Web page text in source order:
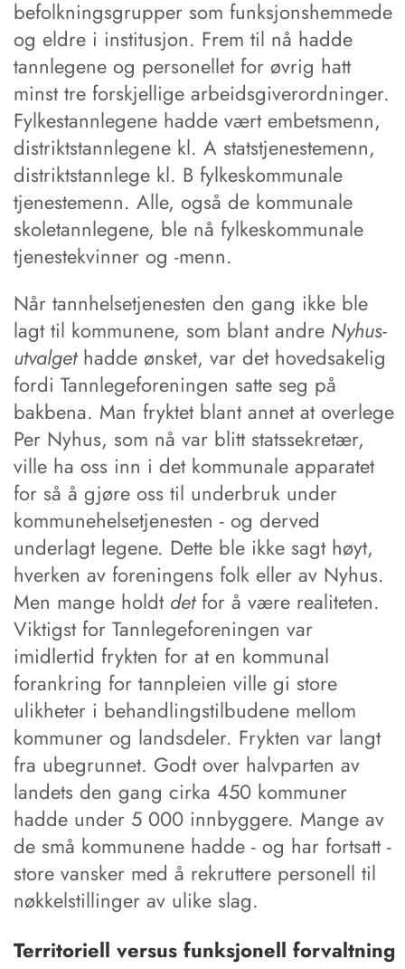
befolkningsgrupper som funksjonshemmede
og eldre i institusjon. Frem til nå hadde
tannlegene og personellet for øvrig hatt
minst tre forskjellige arbeidsgiverordninger.
Fylkestannlegene hadde vært embetsmenn,
distriktstannlegene kl. A statstjenestemenn,
distriktstannlege kl. B fylkeskommunale
tjenestemenn. Alle, også de kommunale
skoletannlegene, ble nå fylkeskommunale
tjenestekvinner og -menn.
Når tannhelsetjenesten den gang ikke ble
lagt til kommunene, som blant andre Nyhus-
utvalgethadde ønsket, var det hovedsakelig
fordi Tannlegeforeningen satte seg på
bakbena. Man fryktet blant annet at overlege
Per Nyhus, som nå var blitt statssekretær,
ville ha oss inn i det kommunale apparatet
for så å gjøre oss til underbruk under
kommunehelsetjenesten - og derved
underlagt legene. Dette ble ikke sagt høyt,
hverken av foreningens folk eller av Nyhus.
Men mange holdt detfor å være realiteten.
Viktigst for Tannlegeforeningen var
imidlertid frykten for at en kommunal
forankring for tannpleien ville gi store
ulikheter i behandlingstilbudene mellom
kommuner og landsdeler. Frykten var langt
fra ubegrunnet. Godt over halvparten av
landets den gang cirka 450 kommuner
hadde under 5 000 innbyggere. Mange av
de små kommunene hadde - og har fortsatt -
store vansker med å rekruttere personell til
nøkkelstillinger av ulike slag.
Territoriell versus funksjonell forvaltning